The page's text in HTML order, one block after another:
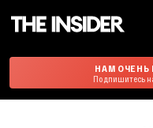
НАМ
Подпишитесь